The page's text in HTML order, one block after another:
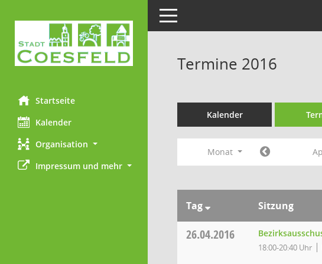
Startseite
Kalender
Organisation
Impressum und mehr
Toggle navigation
Termine 2016
Kalender
Monat
Tag Sitzung
26.04.2016
18:00-20:40 Uhr